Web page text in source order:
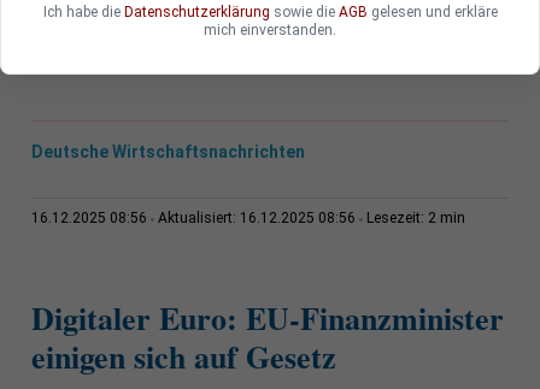
spricht von einem „Meilenstein“. Eine finale
Entscheidung fällt frühestens 2026.
Deutsche Wirtschaftsnachrichten
16.12.2025 08:56 Aktualisiert: 16.12.2025 08:56 Lesezeit: 2 min
Digitaler Euro: EU-Finanzminister
einigen sich auf Gesetz
Ich habe die Datenschutzerklärung sowie die AGB gelesen und erkläre
mich einverstanden.